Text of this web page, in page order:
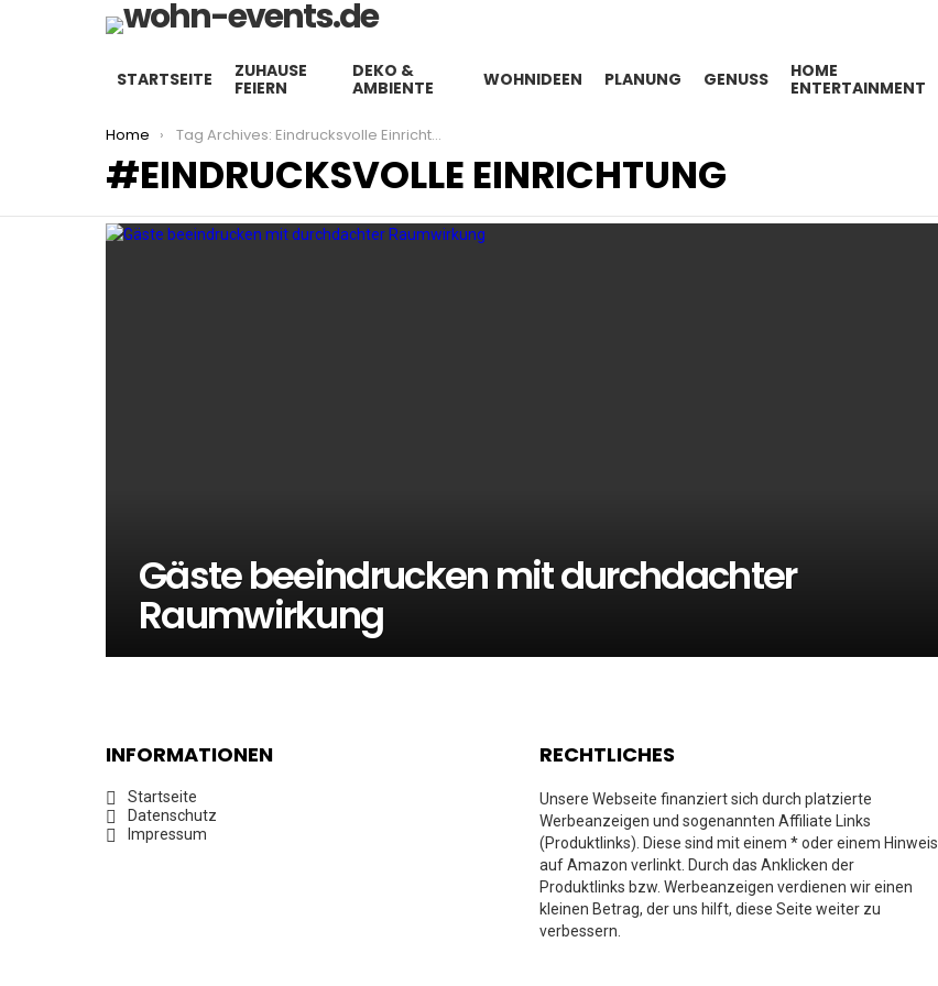
STARTSEITE
ZUHAUSE
FEIERN
DEKO &
AMBIENTE
WOHNIDEEN PLANUNG GENUSS
HOME
ENTERTAINMENT
You are here:
Home Tag Archives: Eindrucksvolle Einrichtung
EINDRUCKSVOLLE EINRICHTUNG
LATEST
Gäste beeindrucken mit durchdachter
Raumwirkung
INFORMATIONEN
Startseite
Datenschutz
Impressum
RECHTLICHES
Unsere Webseite finanziert sich durch platzierte
Werbeanzeigen und sogenannten Affiliate Links
(Produktlinks). Diese sind mit einem * oder einem Hinweis
auf Amazon verlinkt. Durch das Anklicken der
Produktlinks bzw. Werbeanzeigen verdienen wir einen
kleinen Betrag, der uns hilft, diese Seite weiter zu
verbessern.